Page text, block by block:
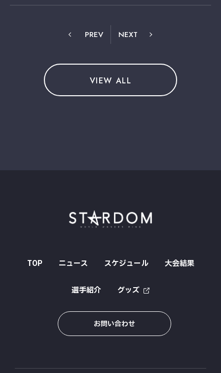
PREV NEXT
VIEW ALL
TOP ニュース スケジュール 大会結果
選手紹介 グッズ
お問い合わせ